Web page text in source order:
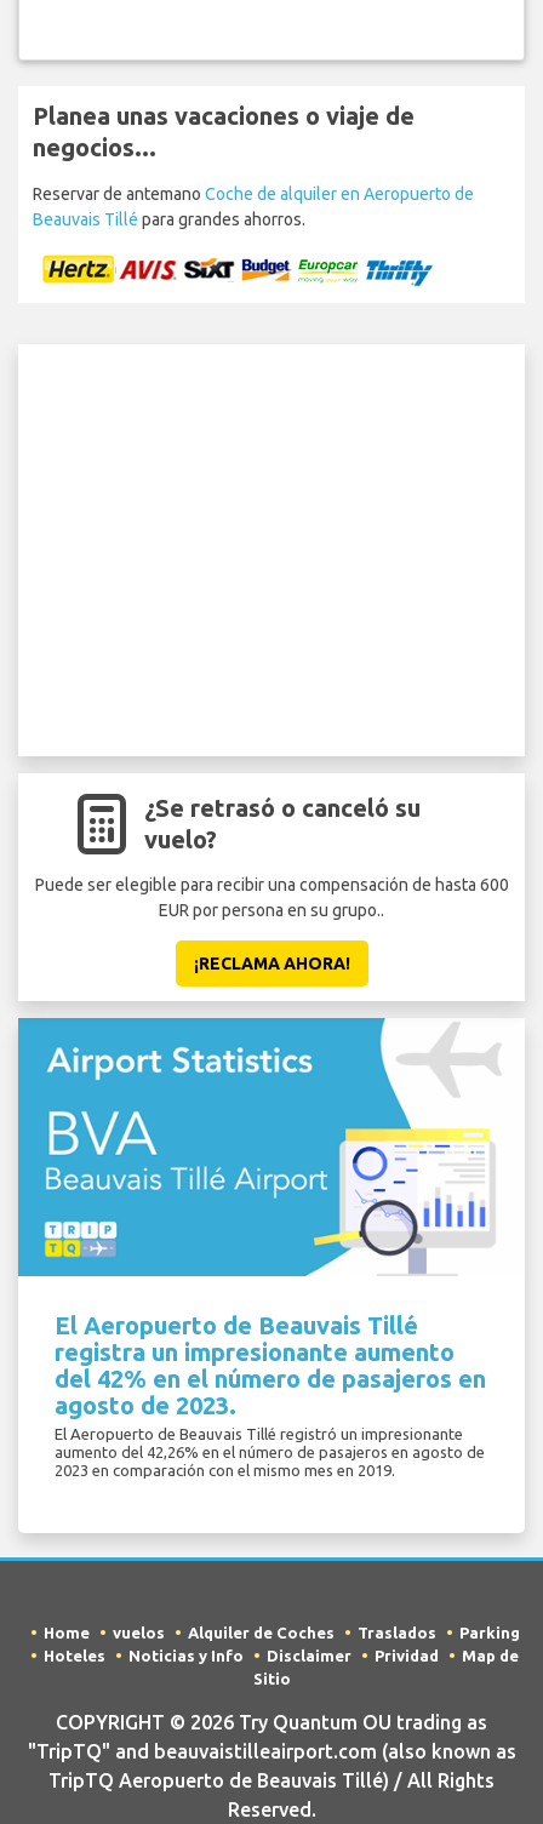
Planea unas vacaciones o viaje de
negocios...
Reservar de antemano Coche de alquiler en Aeropuerto de
Beauvais Tillé para grandes ahorros.
¿Se retrasó o canceló su
vuelo?
Puede ser elegible para recibir una compensación de hasta 600
EUR por persona en su grupo..
¡RECLAMA AHORA!
El Aeropuerto de Beauvais Tillé
registra un impresionante aumento
del 42% en el número de pasajeros en
agosto de 2023.
El Aeropuerto de Beauvais Tillé registró un impresionante
aumento del 42,26% en el número de pasajeros en agosto de
2023 en comparación con el mismo mes en 2019.
Home vuelos Alquiler de Coches Traslados
Parking
Hoteles
Noticias y Info Disclaimer Prividad
Map de
Sitio
COPYRIGHT © 2026 Try Quantum OU trading as
"TripTQ" and beauvaistilleairport.com (also known as
TripTQ Aeropuerto de Beauvais Tillé) / All Rights
Reserved.